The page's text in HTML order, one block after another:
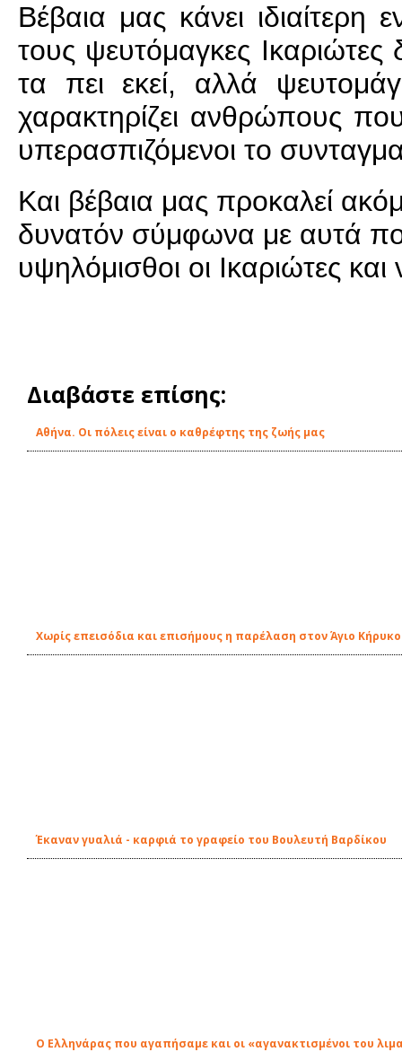
Βέβαια μας κάνει
τους ψευτόμαγκες
τα πει εκεί, αλλά
χαρακτηρίζει ανθρώπους
υπερασπιζόμενοι το
Και βέβαια μας προκαλεί
δυνατόν σύμφωνα με αυτά
υψηλόμισθοι οι Ικαριώτες
Διαβάστε επίσης:
Αθήνα. Oι πόλεις είναι ο καθρέφτης της ζωής μας
Χωρίς επεισόδια και επισήμους η παρέλαση στον Άγιο Κήρυκο
Έκαναν γυαλιά - καρφιά το γραφείο του Βουλευτή Βαρδίκου
Ο Ελληνάρας που αγαπήσαμε και οι «αγανακτισμένοι του